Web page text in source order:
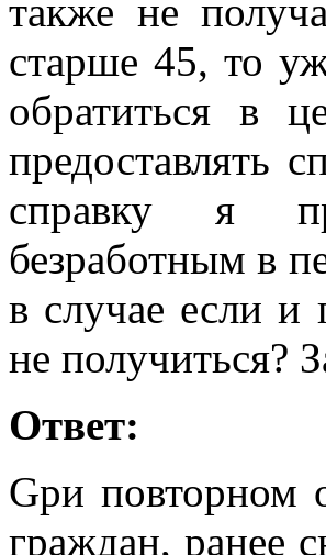
также не
старше 45, то
обратиться в
предоставлять
справку я
безработным в
в случае если и
не получиться?
Ответ:
Gри повторном
граждан, ранее